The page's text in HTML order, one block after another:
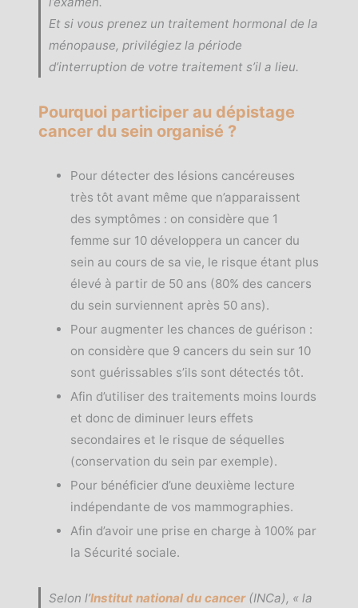
Et si vous prenez un traitement hormonal de la
ménopause, privilégiez la période
d’interruption de votre traitement s’il a lieu.
Pourquoi participer au dépistage
cancer du sein organisé ?
Pour détecter des lésions cancéreuses
très tôt avant même que n’apparaissent
des symptômes : on considère que 1
femme sur 10 développera un cancer du
sein au cours de sa vie, le risque étant plus
élevé à partir de 50 ans (80% des cancers
du sein surviennent après 50 ans).
Pour augmenter les chances de guérison :
on considère que 9 cancers du sein sur 10
sont guérissables s’ils sont détectés tôt.
Afin d’utiliser des traitements moins lourds
et donc de diminuer leurs effets
secondaires et le risque de séquelles
(conservation du sein par exemple).
Pour bénéficier d’une deuxième lecture
indépendante de vos mammographies.
Afin d’avoir une prise en charge à 100% par
la Sécurité sociale.
Selon l’Institut national du cancer(INCa), « la